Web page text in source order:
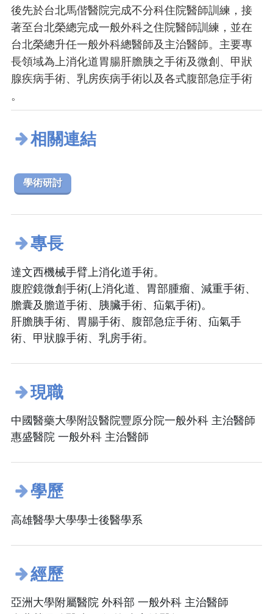
後先於台北馬偕醫院完成不分科住院醫師訓練，接
著至台北榮總完成一般外科之住院醫師訓練，並在
台北榮總升任一般外科總醫師及主治醫師。主要專
長領域為上消化道胃腸肝膽胰之手術及微創、甲狀
腺疾病手術、乳房疾病手術以及各式腹部急症手術
。
相關連結
學術研討
專長
達文西機械手臂上消化道手術。
腹腔鏡微創手術(上消化道、胃部腫瘤、減重手術、
膽囊及膽道手術、胰臟手術、疝氣手術)。
肝膽胰手術、胃腸手術、腹部急症手術、疝氣手
術、甲狀腺手術、乳房手術。
現職
中國醫藥大學附設醫院豐原分院一般外科 主治醫師
惠盛醫院 一般外科 主治醫師
學歷
高雄醫學大學學士後醫學系
經歷
亞洲大學附屬醫院 外科部 一般外科 主治醫師